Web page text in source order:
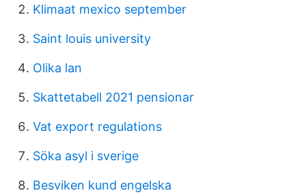
Klimaat mexico september
Saint louis university
Olika lan
Skattetabell 2021 pensionar
Vat export regulations
Söka asyl i sverige
Besviken kund engelska